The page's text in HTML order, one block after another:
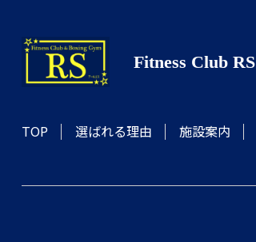
Fitness Club RS
TOP 選ばれる理由 施設案内